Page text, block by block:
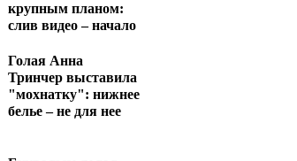
крупным планом:
слив видео – начало
Голая Анна
Тринчер выставила
"мохнатку": нижнее
белье – не для нее